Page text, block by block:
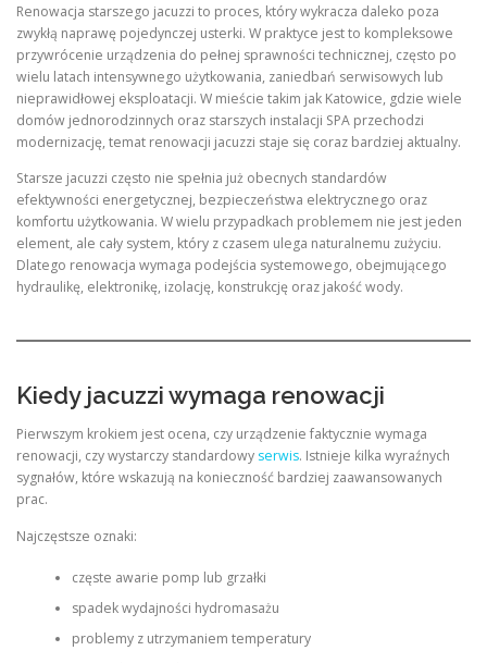
Renowacja starszego jacuzzi to proces, który wykracza daleko poza
zwykłą naprawę pojedynczej usterki. W praktyce jest to kompleksowe
przywrócenie urządzenia do pełnej sprawności technicznej, często po
wielu latach intensywnego użytkowania, zaniedbań serwisowych lub
nieprawidłowej eksploatacji. W mieście takim jak Katowice, gdzie wiele
domów jednorodzinnych oraz starszych instalacji SPA przechodzi
modernizację, temat renowacji jacuzzi staje się coraz bardziej aktualny.
Starsze jacuzzi często nie spełnia już obecnych standardów
efektywności energetycznej, bezpieczeństwa elektrycznego oraz
komfortu użytkowania. W wielu przypadkach problemem nie jest jeden
element, ale cały system, który z czasem ulega naturalnemu zużyciu.
Dlatego renowacja wymaga podejścia systemowego, obejmującego
hydraulikę, elektronikę, izolację, konstrukcję oraz jakość wody.
Kiedy jacuzzi wymaga renowacji
Pierwszym krokiem jest ocena, czy urządzenie faktycznie wymaga
renowacji, czy wystarczy standardowy serwis. Istnieje kilka wyraźnych
sygnałów, które wskazują na konieczność bardziej zaawansowanych
prac.
Najczęstsze oznaki:
częste awarie pomp lub grzałki
spadek wydajności hydromasażu
problemy z utrzymaniem temperatury